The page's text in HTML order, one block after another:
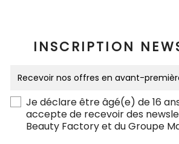
INSCRIPTION
Je déclare être âgé(e) de 16
accepte de recevoir des
Beauty Factory et du Groupe